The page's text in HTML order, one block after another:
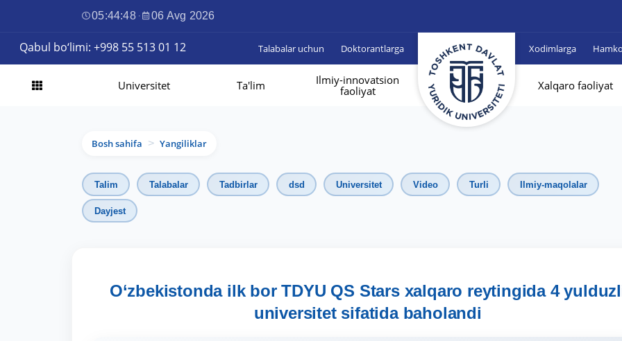
05:44:50 · 06 Avg 2026
Qabul bo‘limi: +998 55 513 01 12 Talabalar uchun Doktorantlarga Xodimlarga
Universitet Ta'lim
Ilmiy-innovatsion
faoliyat
Xalqaro faoliyat
Bosh sahifa > Yangiliklar
Talim Talabalar Tadbirlar dsd Universitet Video Turli Ilmiy-maqolalar
Dayjest
O‘zbekistonda ilk bor TDYU QS Stars xalqaro reytingida 4
universitet sifatida baholandi